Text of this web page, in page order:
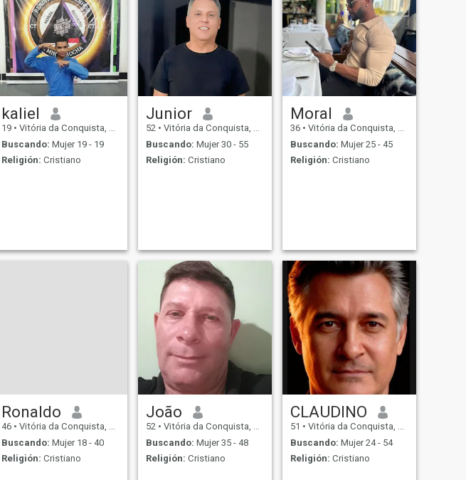
kaliel
19 • Vitória da Conquista, Bahia, Brasil
Buscando: Mujer 19 - 19
Religión: Cristiano
Junior
52 • Vitória da Conquista, Bahia, Brasil
Buscando: Mujer 30 - 55
Religión: Cristiano
Moral
36 • Vitória da Conquista, Bahia, Brasil
Buscando: Mujer 25 - 45
Religión: Cristiano
Ronaldo
46 • Vitória da Conquista, Bahia, Brasil
Buscando: Mujer 18 - 40
Religión: Cristiano
João
52 • Vitória da Conquista, Bahia, Brasil
Buscando: Mujer 35 - 48
Religión: Cristiano
CLAUDINO
51 • Vitória da Conquista, Bahia, Brasil
Buscando: Mujer 24 - 54
Religión: Cristiano